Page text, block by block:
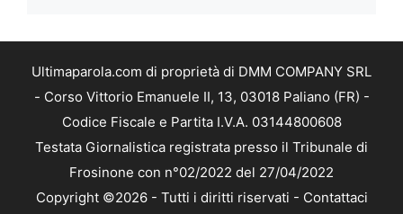
Ultimaparola.com di proprietà di DMM COMPANY SRL
- Corso Vittorio Emanuele II, 13, 03018 Paliano (FR) -
Codice Fiscale e Partita I.V.A. 03144800608
Testata Giornalistica registrata presso il Tribunale di
Frosinone con n°02/2022 del 27/04/2022
Copyright ©2026 - Tutti i diritti riservati - Contattaci